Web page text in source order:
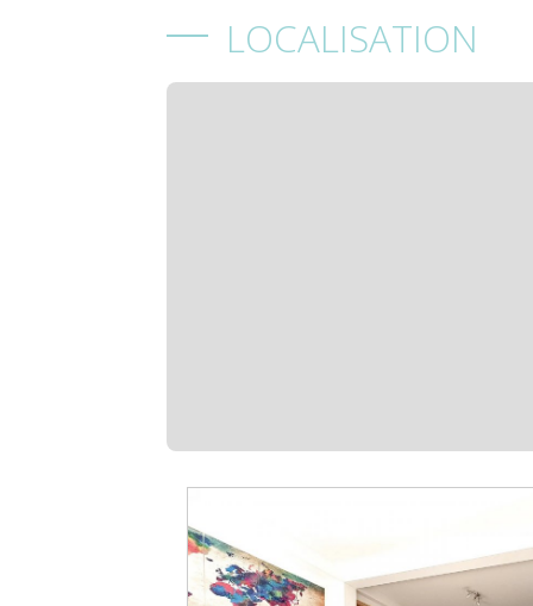
LOCALISATION